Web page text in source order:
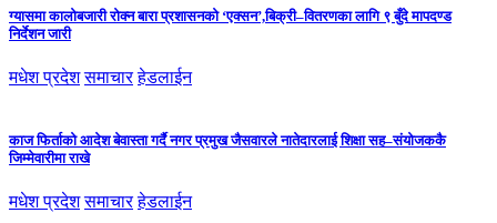
ग्यासमा कालोबजारी रोक्न बारा प्रशासनको ‘एक्सन’,बिक्री–वितरणका लागि ९ बुँदे मापदण्ड
निर्देशन जारी
मधेश प्रदेश समाचार हेडलाईन
काज फिर्ताको आदेश बेवास्ता गर्दै नगर प्रमुख जैसवारले नातेदारलाई शिक्षा सह–संयोजककै
जिम्मेवारीमा राखे
मधेश प्रदेश समाचार हेडलाईन